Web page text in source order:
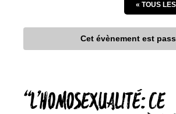
« TOUS
Cet évènement est
“L’HOMOSEXUALITÉ: CE